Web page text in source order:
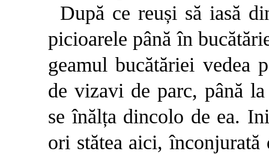
După ce reuși să iasă
picioarele până în
geamul bucătăriei vedea
de vizavi de parc, până
se înălța dincolo de ea.
ori stătea aici,